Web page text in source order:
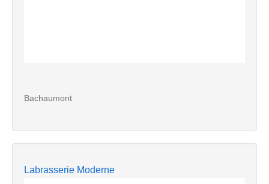
Bachaumont
Labrasserie Moderne